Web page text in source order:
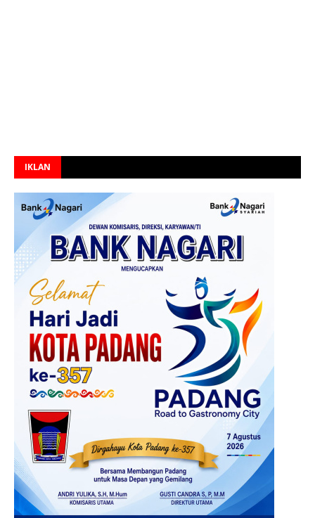
IKLAN